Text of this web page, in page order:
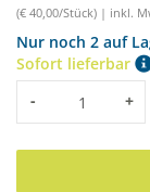
(€ 40,00/Stück) | inkl.
Nur noch 2 auf
Sofort lieferbar
Menge
- +